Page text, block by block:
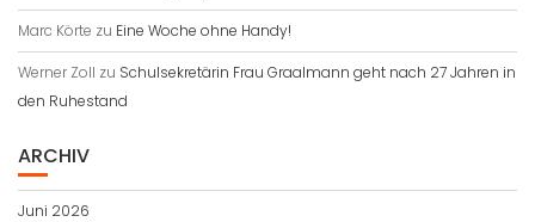
Marc Körte zu Eine Woche ohne Handy!
Werner Zoll zu Schulsekretärin Frau Graalmann geht nach 27 Jahren in
den Ruhestand
ARCHIV
Juni 2026